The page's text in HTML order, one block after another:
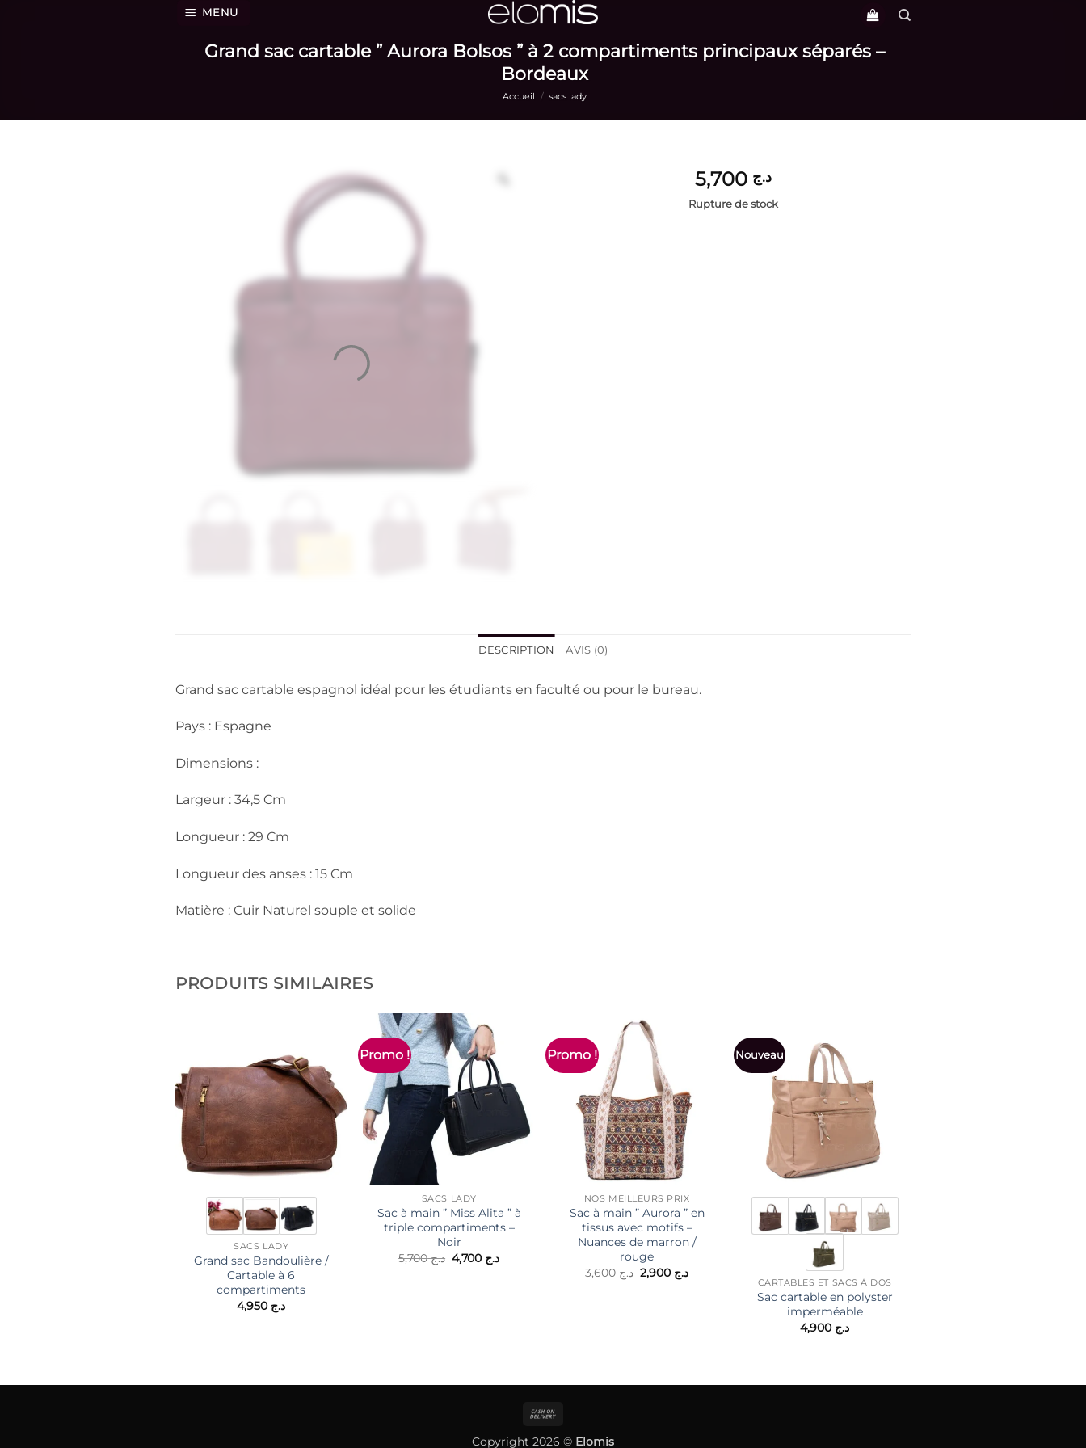
MENU
Grand sac cartable ” Aurora Bolsos ” à 2 compartiments principaux séparés –
Bordeaux
Accueil / sacs lady
د.ج 5,700
Rupture de stock
DESCRIPTION AVIS (0)
Grand sac cartable espagnol idéal pour les étudiants en faculté ou pour le bureau.
Pays : Espagne
Dimensions :
Largeur : 34,5 Cm
Longueur : 29 Cm
Longueur des anses : 15 Cm
Matière : Cuir Naturel souple et solide
PRODUITS SIMILAIRES
SACS LADY
Grand sac Bandoulière /
Cartable à 6
compartiments
د.ج 4,950
Promo !
SACS LADY
Sac à main ” Miss Alita ” à
triple compartiments –
Noir
د.ج5,700 Le
prix
د.ج 4,700 Le
Promo !
NOS MEILLEURS PRIX
Sac à main ” Aurora ” en
tissus avec motifs –
Nuances de marron /
rouge
د.ج3,600 Le
prix
د.ج 2,900 Le
Nouveau
CARTABLES ET SACS À DOS
Sac cartable en polyster
imperméable
د.ج 4,900
Copyright 2026 © Elomis